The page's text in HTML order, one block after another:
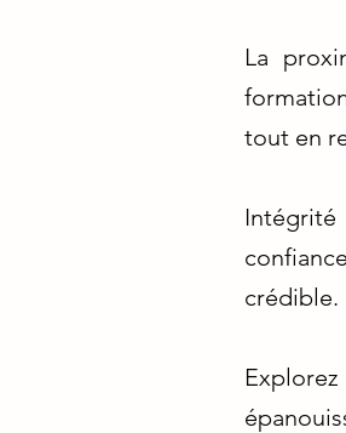
La
tout en
crédible.